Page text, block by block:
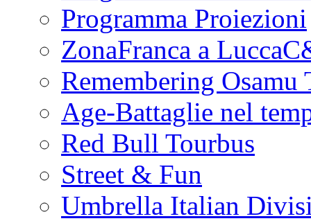
Programma Proiezioni
ZonaFranca a
Remembering Osamu
Age-Battaglie nel
Red Bull Tourbus
Street & Fun
Umbrella Italian